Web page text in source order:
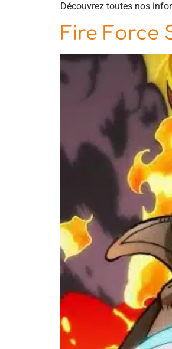
Découvrez toutes nos
Fire Force